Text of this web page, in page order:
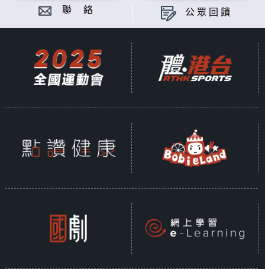
聯 絡 公眾回饋